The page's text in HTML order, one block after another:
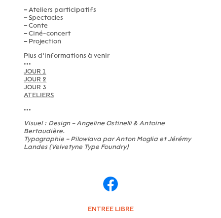
– Ateliers participatifs
– Spectacles
– Conte
– Ciné-concert
– Projection
Plus d’informations à venir
•••
JOUR 1
JOUR 2
JOUR 3
ATELIERS
•••
Visuel : Design – Angeline Ostinelli & Antoine
Bertaudière.
Typographie – Pilowlava par Anton Moglia et Jérémy
Landes (Velvetyne Type Foundry)
ENTREE LIBRE